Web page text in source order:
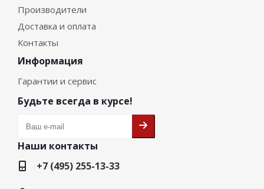
Производители
Доставка и оплата
Контакты
Информация
Гарантии и сервис
Будьте всегда в курсе!
Наши контакты
+7 (495) 255-13-33